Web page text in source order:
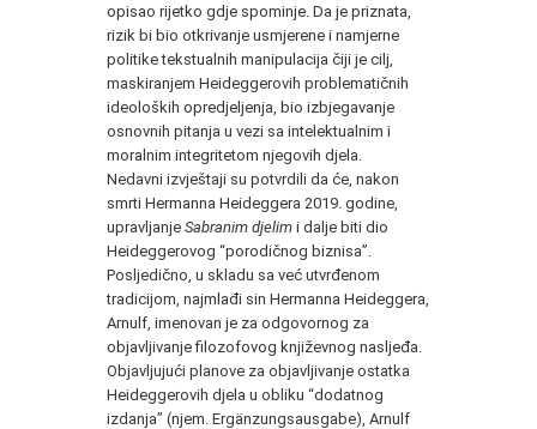
opisao rijetko gdje spominje. Da je priznata,
rizik bi bio otkrivanje usmjerene i namjerne
politike tekstualnih manipulacija čiji je cilj,
maskiranjem Heideggerovih problematičnih
ideoloških opredjeljenja, bio izbjegavanje
osnovnih pitanja u vezi sa intelektualnim i
moralnim integritetom njegovih djela.
Nedavni izvještaji su potvrdili da će, nakon
smrti Hermanna Heideggera 2019. godine,
upravljanje Sabranim djelim i dalje biti dio
Heideggerovog “porodičnog biznisa”.
Posljedično, u skladu sa već utvrđenom
tradicijom, najmlađi sin Hermanna Heideggera,
Arnulf, imenovan je za odgovornog za
objavljivanje filozofovog književnog nasljeđa.
Objavljujući planove za objavljivanje ostatka
Heideggerovih djela u obliku “dodatnog
izdanja” (njem. Ergänzungsausgabe), Arnulf